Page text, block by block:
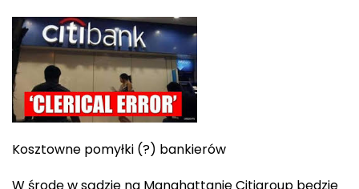
Kosztowne pomyłki (?) bankierów